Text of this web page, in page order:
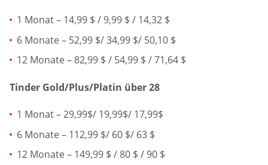
1 Monat – 14,99 $ / 9,99 $ / 14,32 $
6 Monate – 52,99 $/ 34,99 $/ 50,10 $
12 Monate – 82,99 $ / 54,99 $ / 71,64 $
Tinder Gold/Plus/Platin über 28
1 Monat – 29,99$/ 19,99$/ 17,99$
6 Monate – 112,99 $/ 60 $/ 63 $
12 Monate – 149,99 $ / 80 $ / 90 $